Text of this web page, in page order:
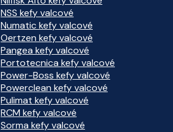
NSS kefy valcové
Numatic kefy valcové
Oertzen kefy valcové
Pangea kefy valcové
Portotecnica kefy valcové
Power-Boss kefy valcové
Powerclean kefy valcové
Pulimat kefy valcové
RCM kefy valcové
Sorma kefy valcové